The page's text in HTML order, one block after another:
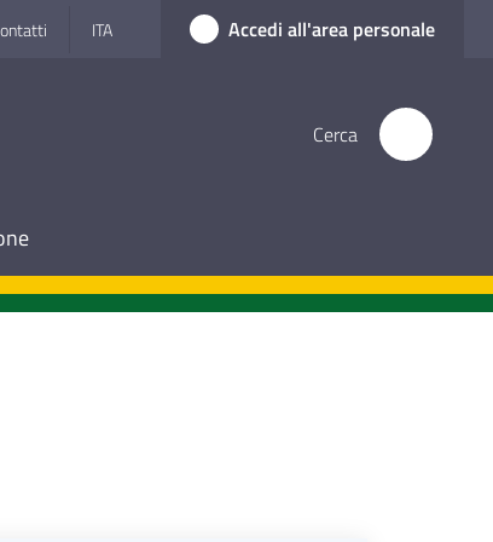
ITA Accedi all'area personale
Cerca